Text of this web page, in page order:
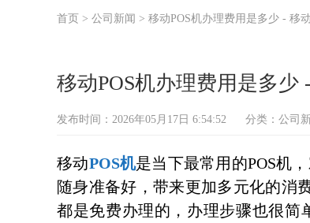
首页 > 公司新闻 > 移动POS机办理费用是多少 - 移
移动POS机办理费用是多少
发布时间：2026年05月17日 6:54:52 分类： 公司
移动POS机是当下最常用的POS机
随身准备好，带来更加多元化的消
都是免费办理的，办理步骤也很简